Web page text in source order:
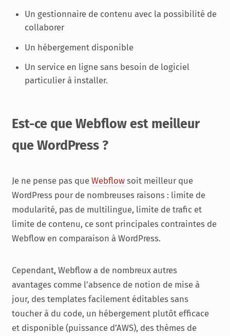
Un gestionnaire de contenu avec la possibilité de
collaborer
Un hébergement disponible
Un service en ligne sans besoin de logiciel
particulier à installer.
Est-ce que Webflow est meilleur
que WordPress ?
Je ne pense pas que Webflow soit meilleur que
WordPress pour de nombreuses raisons : limite de
modularité, pas de multilingue, limite de trafic et
limite de contenu, ce sont principales contraintes de
Webflow en comparaison à WordPress.
Cependant, Webflow a de nombreux autres
avantages comme l’absence de notion de mise à
jour, des templates facilement éditables sans
toucher à du code, un hébergement plutôt efficace
et disponible (puissance d’AWS), des thèmes de